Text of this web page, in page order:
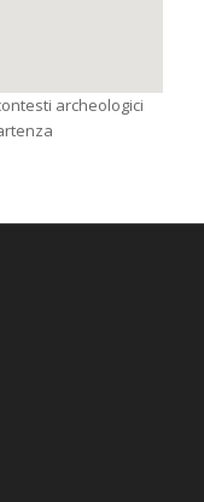
archeologici